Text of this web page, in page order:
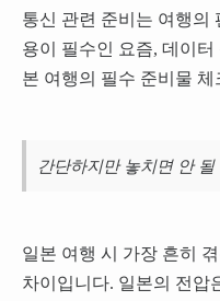
통신 관련 준비는 여행의
용이 필수인 요즘, 데이
본 여행의 필수 준비물
간단하지만 놓치면 안
일본 여행 시 가장 흔히
차이입니다. 일본의 전압